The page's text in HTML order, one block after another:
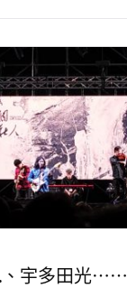
SPOT》光的決
分享 禾火設計「
、講座8月展開"
、宇多田光